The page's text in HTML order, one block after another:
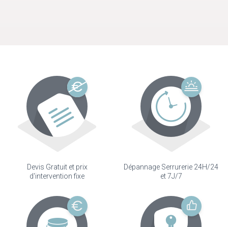
Devis Gratuit et prix
d'intervention fixe
Dépannage Serrurerie 24H/24
et 7J/7